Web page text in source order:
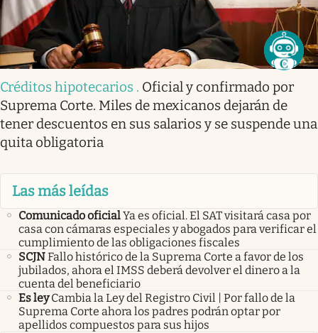
Créditos hipotecarios . Oficial y confirmado por
Suprema Corte. Miles de mexicanos dejarán de
tener descuentos en sus salarios y se suspende una
quita obligatoria
Las más leídas
Comunicado oficialYa es oficial. El SAT visitará casa por
casa con cámaras especiales y abogados para verificar el
cumplimiento de las obligaciones fiscales
SCJNFallo histórico de la Suprema Corte a favor de los
jubilados, ahora el IMSS deberá devolver el dinero a la
cuenta del beneficiario
Es ley Cambia la Ley del Registro Civil | Por fallo de la
Suprema Corte ahora los padres podrán optar por
apellidos compuestos para sus hijos